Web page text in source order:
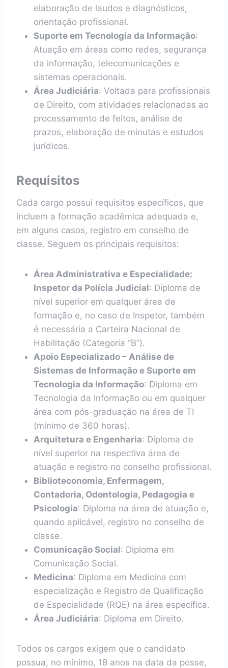
elaboração de laudos e diagnósticos,
orientação profissional.
Suporte em Tecnologia da Informação:
Atuação em áreas como redes, segurança
da informação, telecomunicações e
sistemas operacionais.
Área Judiciária: Voltada para profissionais
de Direito, com atividades relacionadas ao
processamento de feitos, análise de
prazos, elaboração de minutas e estudos
jurídicos.
Requisitos
Cada cargo possui requisitos específicos, que
incluem a formação acadêmica adequada e,
em alguns casos, registro em conselho de
classe. Seguem os principais requisitos:
Área Administrativa e Especialidade:
Inspetor da Polícia Judicial: Diploma de
nível superior em qualquer área de
formação e, no caso de Inspetor, também
é necessária a Carteira Nacional de
Habilitação (Categoria “B”).
Apoio Especializado – Análise de
Sistemas de Informação e Suporte em
Tecnologia da Informação: Diploma em
Tecnologia da Informação ou em qualquer
área com pós-graduação na área de TI
(mínimo de 360 horas).
Arquitetura e Engenharia: Diploma de
nível superior na respectiva área de
atuação e registro no conselho profissional.
Biblioteconomia, Enfermagem,
Contadoria, Odontologia, Pedagogia e
Psicologia: Diploma na área de atuação e,
quando aplicável, registro no conselho de
classe.
Comunicação Social: Diploma em
Comunicação Social.
Medicina: Diploma em Medicina com
especialização e Registro de Qualificação
de Especialidade (RQE) na área específica.
Área Judiciária: Diploma em Direito.
Todos os cargos exigem que o candidato
possua, no mínimo, 18 anos na data da posse,